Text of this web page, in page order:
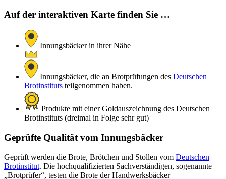
Auf der interaktiven Karte finden Sie …
Innungsbäcker in ihrer Nähe
Innungsbäcker, die an Brotprüfungen des Deutschen
Brotinstituts teilgenommen haben.
Produkte mit einer Goldauszeichnung des Deutschen
Brotinstituts (dreimal in Folge sehr gut)
Geprüfte Qualität vom Innungsbäcker
Geprüft werden die Brote, Brötchen und Stollen vom Deutschen
Brotinstitut. Die hochqualifizierten Sachverständigen, sogenannte
„Brotprüfer“, testen die Brote der Handwerksbäcker